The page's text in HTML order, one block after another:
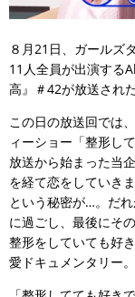
８月21日、ガールズ
11人全員が出演する
高』＃42が放送された
この日の放送回では
ィーショー「整形し
放送から始まった当
を経て恋をしていき
という秘密が…。だ
に過ごし、最後にそ
整形をしていても好
愛ドキュメンタリー。